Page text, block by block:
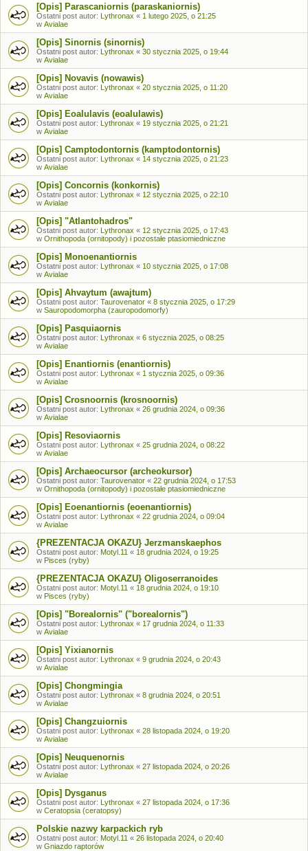
[Opis] Parascaniornis (paraskaniornis)
Ostatni post autor: Lythronax « 1 lutego 2025, o 21:25
w Avialae
[Opis] Sinornis (sinornis)
Ostatni post autor: Lythronax « 30 stycznia 2025, o 19:44
w Avialae
[Opis] Novavis (nowawis)
Ostatni post autor: Lythronax « 20 stycznia 2025, o 11:20
w Avialae
[Opis] Eoalulavis (eoalulawis)
Ostatni post autor: Lythronax « 19 stycznia 2025, o 21:21
w Avialae
[Opis] Camptodontornis (kamptodontornis)
Ostatni post autor: Lythronax « 14 stycznia 2025, o 21:23
w Avialae
[Opis] Concornis (konkornis)
Ostatni post autor: Lythronax « 12 stycznia 2025, o 22:10
w Avialae
[Opis] "Atlantohadros"
Ostatni post autor: Lythronax « 12 stycznia 2025, o 17:43
w Ornithopoda (ornitopody) i pozostałe ptasiomiedniczne
[Opis] Monoenantiornis
Ostatni post autor: Lythronax « 10 stycznia 2025, o 17:08
w Avialae
[Opis] Ahvaytum (awajtum)
Ostatni post autor: Taurovenator « 8 stycznia 2025, o 17:29
w Sauropodomorpha (zauropodomorfy)
[Opis] Pasquiaornis
Ostatni post autor: Lythronax « 6 stycznia 2025, o 08:25
w Avialae
[Opis] Enantiornis (enantiornis)
Ostatni post autor: Lythronax « 1 stycznia 2025, o 09:36
w Avialae
[Opis] Crosnoornis (krosnoornis)
Ostatni post autor: Lythronax « 26 grudnia 2024, o 09:36
w Avialae
[Opis] Resoviaornis
Ostatni post autor: Lythronax « 25 grudnia 2024, o 08:22
w Avialae
[Opis] Archaeocursor (archeokursor)
Ostatni post autor: Taurovenator « 22 grudnia 2024, o 17:53
w Ornithopoda (ornitopody) i pozostałe ptasiomiedniczne
[Opis] Eoenantiornis (eoenantiornis)
Ostatni post autor: Lythronax « 22 grudnia 2024, o 09:04
w Avialae
{PREZENTACJA OKAZU} Jerzmanskaephos
Ostatni post autor: Motyl.11 « 18 grudnia 2024, o 19:25
w Pisces (ryby)
{PREZENTACJA OKAZU} Oligoserranoides
Ostatni post autor: Motyl.11 « 18 grudnia 2024, o 19:10
w Pisces (ryby)
[Opis] "Borealornis" ("borealornis")
Ostatni post autor: Lythronax « 17 grudnia 2024, o 11:33
w Avialae
[Opis] Yixianornis
Ostatni post autor: Lythronax « 9 grudnia 2024, o 20:43
w Avialae
[Opis] Chongmingia
Ostatni post autor: Lythronax « 8 grudnia 2024, o 20:51
w Avialae
[Opis] Changzuiornis
Ostatni post autor: Lythronax « 28 listopada 2024, o 19:20
w Avialae
[Opis] Neuquenornis
Ostatni post autor: Lythronax « 27 listopada 2024, o 20:26
w Avialae
[Opis] Dysganus
Ostatni post autor: Lythronax « 27 listopada 2024, o 17:36
w Ceratopsia (ceratopsy)
Polskie nazwy karpackich ryb
Ostatni post autor: Motyl.11 « 26 listopada 2024, o 20:40
w Gniazdo raptorów